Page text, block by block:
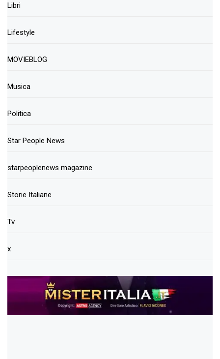
Libri
Lifestyle
MOVIEBLOG
Musica
Politica
Star People News
starpeoplenews magazine
Storie Italiane
Tv
x